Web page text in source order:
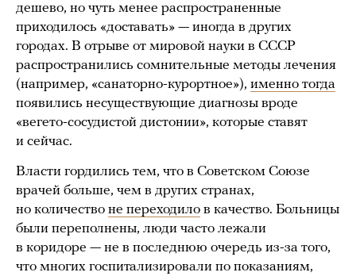
дешево, но чуть менее распространенные
приходилось «доставать» — иногда в других
городах. В отрыве от мировой науки в СССР
распространились сомнительные методы лечения
(например, «санаторно-курортное»), именно тогда
появились несуществующие диагнозы вроде
«вегето-сосудистой дистонии», которые ставят
и сейчас.
Власти гордились тем, что в Советском Союзе
врачей больше, чем в других странах,
но количество не переходило в качество. Больницы
были переполнены, люди часто лежали
в коридоре — не в последнюю очередь из-за того,
что многих госпитализировали по показаниям,